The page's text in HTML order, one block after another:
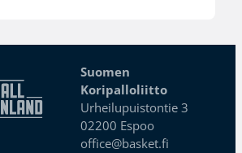
Suomen
Koripalloliitto
Urheilupuistontie 3
02200 Espoo
office@basket.fi